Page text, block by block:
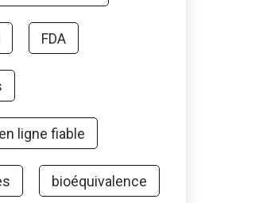
FDA
ligne fiable
bioéquivalence